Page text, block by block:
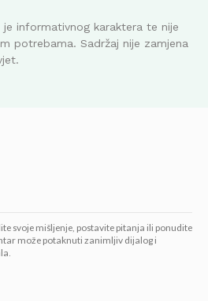
je informativnog karaktera te nije
potrebama. Sadržaj nije zamjena
svoje mišljenje, postavite pitanja ili ponudite
može potaknuti zanimljiv dijalog i